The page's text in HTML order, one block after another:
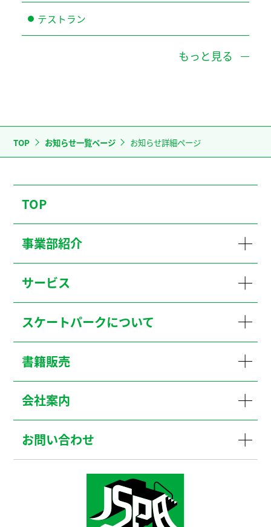
テストラン
もっと見る
TOP お知らせ一覧ページ お知らせ詳細ページ
TOP
事業部紹介
サービス
スケートパークについて
書籍販売
会社案内
お問い合わせ